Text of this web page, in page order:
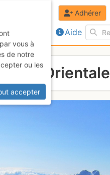
Aide
Adhérer
Orientale
vous à
de notre
ou les
accepter